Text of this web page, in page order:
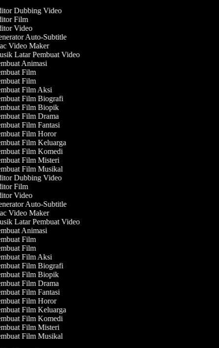
Dubbing Video
Film
Video
Auto-Subtitle
Video Maker
Latar Pembuat Video
Animasi
Film
Film
Film Aksi
Film Biografi
Film Biopik
Film Drama
Film Fantasi
Film Horor
Film Keluarga
Film Komedi
Film Misteri
Film Musikal
Dubbing Video
Film
Video
Auto-Subtitle
Video Maker
Latar Pembuat Video
Animasi
Film
Film
Film Aksi
Film Biografi
Film Biopik
Film Drama
Film Fantasi
Film Horor
Film Keluarga
Film Komedi
Film Misteri
Film Musikal